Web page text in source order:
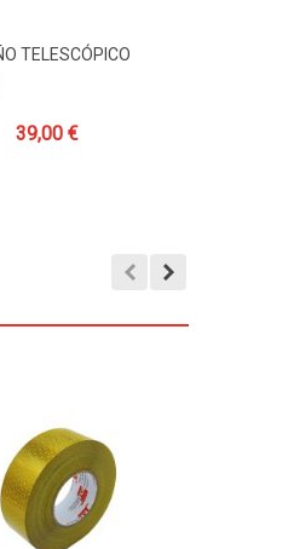
Al Carrito
TELESCÓPICO
39,00 €